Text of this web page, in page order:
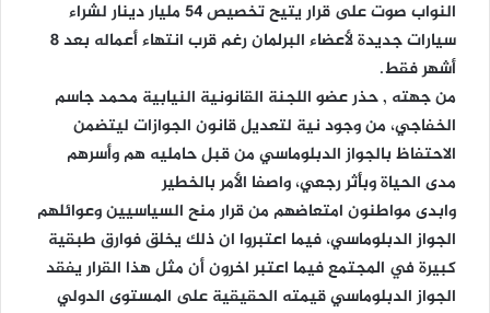
النواب صوت على قرار يتيح تخصيص 54 مليار دينار لشراء
سيارات جديدة لأعضاء البرلمان رغم قرب انتهاء أعماله بعد 8
أشهر فقط.
من جهته , حذر عضو اللجنة القانونية النيابية محمد جاسم
الخفاجي، من وجود نية لتعديل قانون الجوازات ليتضمن
الاحتفاظ بالجواز الدبلوماسي من قبل حامليه هم وأسرهم
مدى الحياة وبأثر رجعي، واصفا الأمر بالخطير
وابدى مواطنون امتعاضهم من قرار منح السياسيين وعوائلهم
الجواز الدبلوماسي، فيما اعتبروا ان ذلك يخلق فوارق طبقية
كبيرة في المجتمع فيما اعتبر اخرون أن مثل هذا القرار يفقد
الجواز الدبلوماسي قيمته الحقيقية على المستوى الدولي